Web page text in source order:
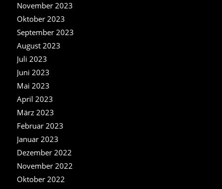
November 2023
Oktober 2023
September 2023
August 2023
Juli 2023
Juni 2023
Mai 2023
April 2023
März 2023
Februar 2023
Januar 2023
Dezember 2022
November 2022
Oktober 2022